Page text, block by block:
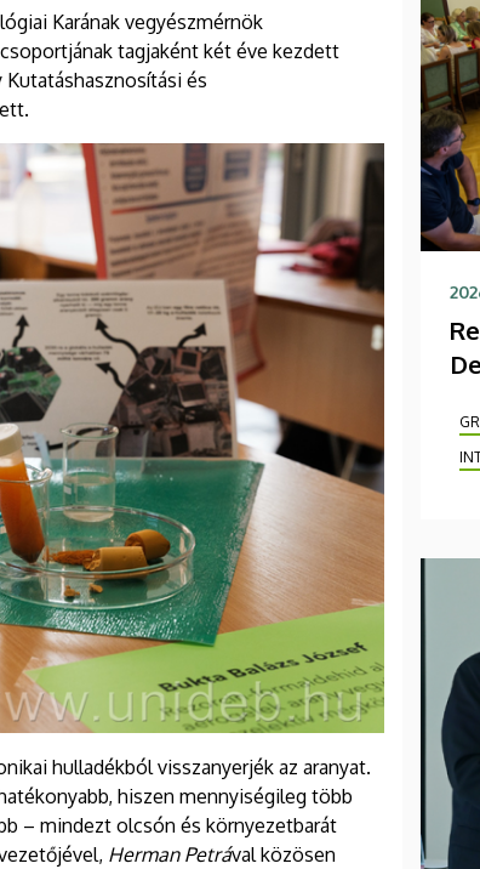
Karának vegyészmérnök
tagjaként két éve kezdett
és
hulladékból visszanyerjék az aranyat.
hiszen mennyiségileg több
– mindezt olcsón és környezetbarát
Herman Petrával közösen